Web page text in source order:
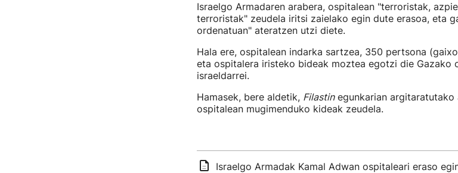
Israelgo Armadaren arabera, ospitalean "terroristak,
terroristak" zeudela iritsi zaielako egin dute erasoa, eta
ordenatuan" ateratzen utzi diete.
Hala ere, ospitalean indarka sartzea, 350 pertsona
eta ospitalera iristeko bideak moztea egotzi die Gazako
israeldarrei.
Hamasek, bere aldetik, Filastinegunkarian argitaratutako
ospitalean mugimenduko kideak zeudela.
Israelgo Armadak Kamal Adwan ospitaleari eraso